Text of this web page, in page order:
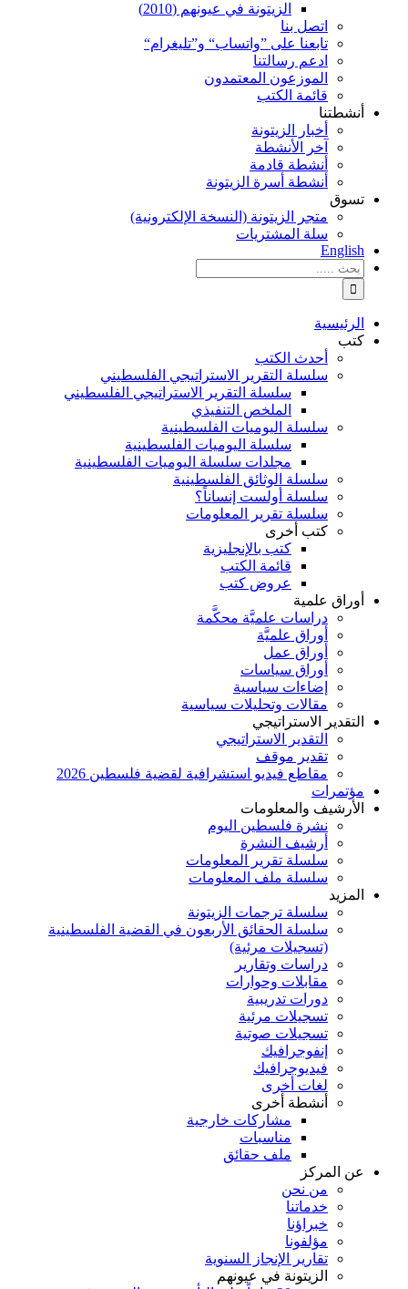
الزيتونة في عيونهم (2010)
اتصل بنا
تابعنا على ”واتساب“ و”تليغرام“
ادعم رسالتنا
الموزعون المعتمدون
قائمة الكتب
أنشطتنا
أخبار الزيتونة
آخر الأنشطة
أنشطة قادمة
أنشطة أسرة الزيتونة
تسوق
متجر الزيتونة (النسخة الإلكترونية)
سلة المشتريات
English
نتائج
البحث
بالنسبة
الي
:
الرئيسية
كتب
أحدث الكتب
سلسلة التقرير الاستراتيجي الفلسطيني
سلسلة التقرير الاستراتيجي الفلسطيني
الملخص التنفيذي
سلسلة اليوميات الفلسطينية
سلسلة اليوميات الفلسطينية
مجلدات سلسلة اليوميات الفلسطينية
سلسلة الوثائق الفلسطينية
سلسلة أولست إنساناً؟
سلسلة تقرير المعلومات
كتب أخرى
كتب بالإنجليزية
قائمة الكتب
عروض كتب
أوراق علمية
دراسات علميَّة محكَّمة
أوراق علميَّة
أوراق عمل
أوراق سياسات
إضاءات سياسية
مقالات وتحليلات سياسية
التقدير الاستراتيجي
التقدير الاستراتيجي
تقدير موقف
مقاطع فيديو استشرافية لقضية فلسطين 2026
مؤتمرات
الأرشيف والمعلومات
نشرة فلسطين اليوم
أرشيف النشرة
سلسلة تقرير المعلومات
سلسلة ملف المعلومات
المزيد
سلسلة ترجمات الزيتونة
سلسلة الحقائق الأربعون في القضية الفلسطينية
(تسجيلات مرئية)
دراسات وتقارير
مقابلات وحوارات
دورات تدريبية
تسجيلات مرئية
تسجيلات صوتية
إنفوجرافيك
فيديوجرافيك
لغات أخرى
أنشطة أخرى
مشاركات خارجية
مناسبات
ملف حقائق
عن المركز
من نحن
خدماتنا
خبراؤنا
مؤلفونا
تقارير الإنجاز السنوية
الزيتونة في عيونهم